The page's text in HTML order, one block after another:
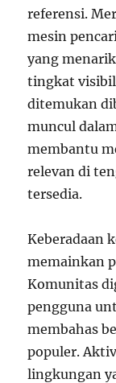
referensi.
mesin
yang
tingkat
ditemukan
muncul
membantu
relevan di
tersedia.
Keberadaan
memainkan
Komunitas
pengguna
membahas
populer.
lingkungan